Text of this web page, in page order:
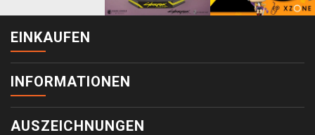
EINKAUFEN
INFORMATIONEN
AUSZEICHNUNGEN